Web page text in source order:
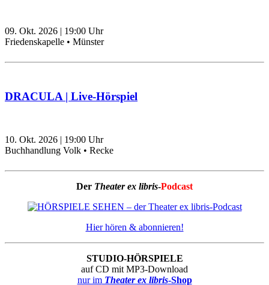
09. Okt. 2026 | 19:00 Uhr
Friedenskapelle • Münster
DRACULA | Live-Hörspiel
10. Okt. 2026 | 19:00 Uhr
Buchhandlung Volk • Recke
Der Theater ex libris-Podcast
Hier hören & abonnieren!
STUDIO-HÖRSPIELE
auf CD mit MP3-Download
nur imTheater ex libris-Shop